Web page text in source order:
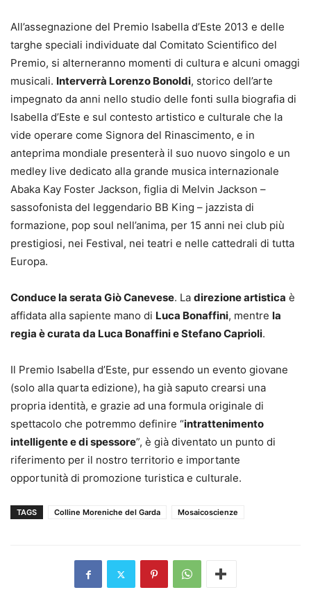
All’assegnazione del Premio Isabella d’Este 2013 e delle
targhe speciali individuate dal Comitato Scientifico del
Premio, si alterneranno momenti di cultura e alcuni omaggi
musicali. Interverrà Lorenzo Bonoldi, storico dell’arte
impegnato da anni nello studio delle fonti sulla biografia di
Isabella d’Este e sul contesto artistico e culturale che la
vide operare come Signora del Rinascimento, e in
anteprima mondiale presenterà il suo nuovo singolo e un
medley live dedicato alla grande musica internazionale
Abaka Kay Foster Jackson, figlia di Melvin Jackson –
sassofonista del leggendario BB King – jazzista di
formazione, pop soul nell’anima, per 15 anni nei club più
prestigiosi, nei Festival, nei teatri e nelle cattedrali di tutta
Europa.
Conduce la serata Giò Canevese. La direzione artistica è
affidata alla sapiente mano di Luca Bonaffini, mentre la
regia è curata da Luca Bonaffini e Stefano Caprioli.
Il Premio Isabella d’Este, pur essendo un evento giovane
(solo alla quarta edizione), ha già saputo crearsi una
propria identità, e grazie ad una formula originale di
spettacolo che potremmo definire “intrattenimento
intelligente e di spessore”, è già diventato un punto di
riferimento per il nostro territorio e importante
opportunità di promozione turistica e culturale.
TAGS Colline Moreniche del Garda Mosaicoscienze